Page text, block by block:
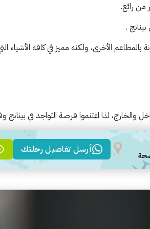
من رائع.
.
الأخرى، ولكنه مميز في كافة الأشياء
والخارج، لذا اغتنموا فرصة التواجد في بينانج
أرسل تفاصيل رحلتك